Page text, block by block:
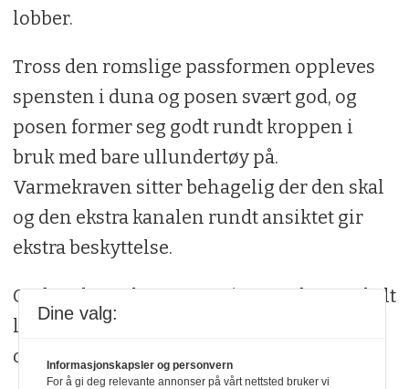
lobber.
Tross den romslige passformen oppleves
spensten i duna og posen svært god, og
posen former seg godt rundt kroppen i
bruk med bare ullundertøy på.
Varmekraven sitter behagelig der den skal
og den ekstra kanalen rundt ansiktet gir
ekstra beskyttelse.
Godt polstret hette som sitter godt og enkelt
lar seg snurpe igjen ved behov. Slitesterkt
og vannavvisende ytterstoff.
Dine valg:
Informasjonskapsler og personvern
For å gi deg relevante annonser på vårt nettsted bruker vi